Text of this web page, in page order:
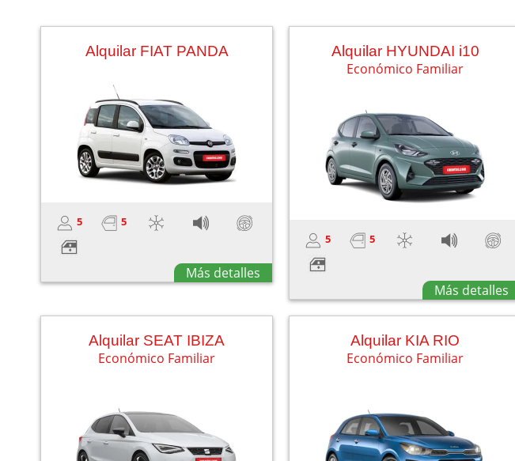
Alquilar FIAT PANDA
5 5
Más detalles
Alquilar HYUNDAI i10
Económico Familiar
5 5
Más detalles
Alquilar SEAT IBIZA
Económico Familiar
Alquilar KIA RIO
Económico Familiar